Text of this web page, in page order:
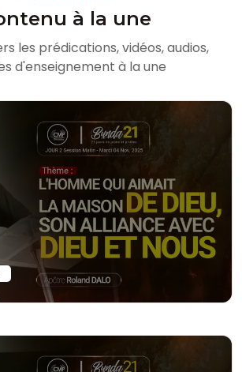
à la une
les prédications, vidéos, audios,
d'enseignement à la une